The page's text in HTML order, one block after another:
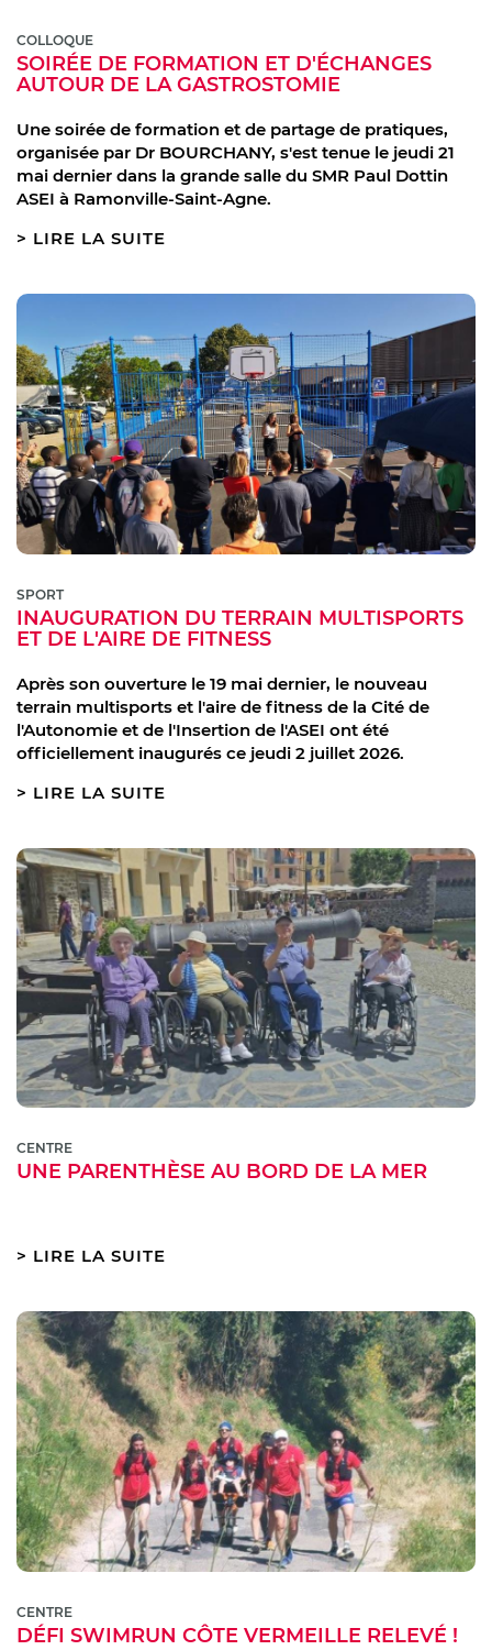
COLLOQUE
SOIRÉE DE FORMATION ET D'ÉCHANGES
AUTOUR DE LA GASTROSTOMIE
Une soirée de formation et de partage de pratiques,
organisée par Dr BOURCHANY, s'est tenue le jeudi 21
mai dernier dans la grande salle du SMR Paul Dottin
ASEI à Ramonville-Saint-Agne.
LIRE LA SUITE
SPORT
INAUGURATION DU TERRAIN MULTISPORTS
ET DE L'AIRE DE FITNESS
Après son ouverture le 19 mai dernier, le nouveau
terrain multisports et l'aire de fitness de la Cité de
l'Autonomie et de l'Insertion de l'ASEI ont été
officiellement inaugurés ce jeudi 2 juillet 2026.
LIRE LA SUITE
CENTRE
UNE PARENTHÈSE AU BORD DE LA MER
LIRE LA SUITE
CENTRE
DÉFI SWIMRUN CÔTE VERMEILLE RELEVÉ !